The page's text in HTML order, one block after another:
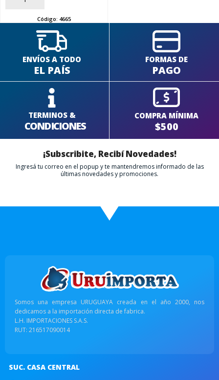
Código: 4665
ENVÍOS A TODO
EL PAÍS
FORMAS DE
PAGO
TERMINOS &
CONDICIONES
COMPRA MÍNIMA
$500
¡Subscribite, Recibí Novedades!
Ingresá tu correo en el popup y te mantendremos informado de las
últimas novedades y promociones.
Somos una empresa URUGUAYA creada en el año 2000, nos
dedicamos a la importación directa de fabrica.
L.H. IMPORTACIONES S.A.S.
RUT: 216517090014
SUC. CASA CENTRAL